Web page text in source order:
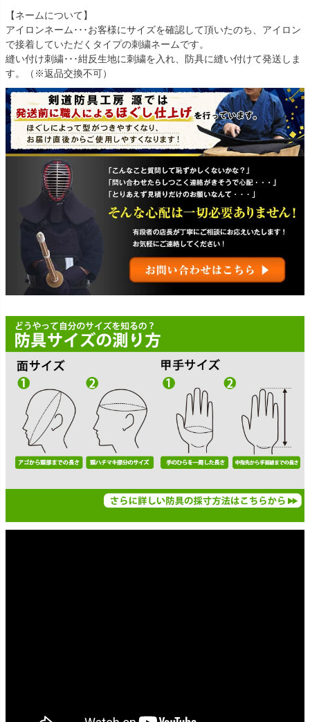
【ネームについて】
アイロンネーム･･･お客様にサイズを確認して頂いたのち、アイロン
で接着していただくタイプの刺繍ネームです。
縫い付け刺繍･･･紺反生地に刺繍を入れ、防具に縫い付けて発送しま
す。（※返品交換不可）